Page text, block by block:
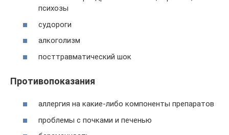
психозы
судороги
алкоголизм
посттравматический шок
Противопоказания
аллергия на какие-либо компоненты препаратов
проблемы с почками и печенью